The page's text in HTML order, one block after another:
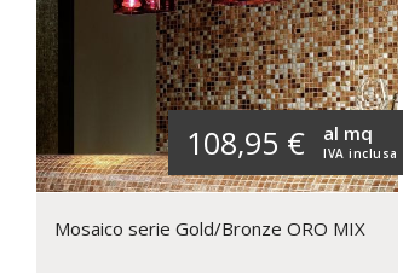
108,95 € IVA inclusa
al mq
Mosaico serie Gold/Bronze ORO MIX